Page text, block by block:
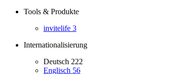
Tools & Produkte
invitelife 3
Internationalisierung
Deutsch 222
Englisch 56